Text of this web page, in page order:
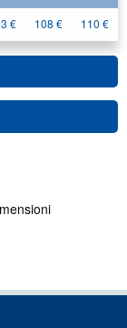
€ 108 € 110 €